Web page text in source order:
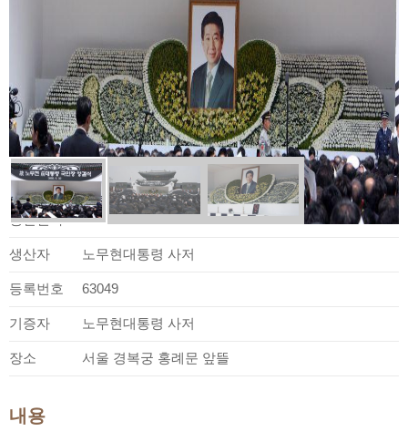
사료정보
생산일자 2009.05.29.
생산자 노무현대통령 사저
등록번호 63049
기증자 노무현대통령 사저
장소 서울 경복궁 홍례문 앞뜰
내용